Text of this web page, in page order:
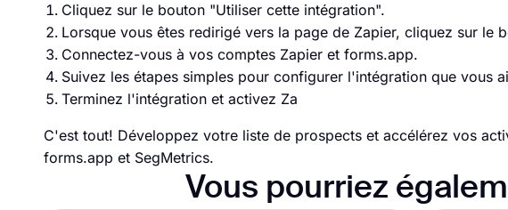
Cliquez sur le bouton "Utiliser cette intégration".
Lorsque vous êtes redirigé vers la page de Zapier, cliquez sur le
Connectez-vous à vos comptes Zapier et forms.app.
Suivez les étapes simples pour configurer l'intégration que vous
Terminez l'intégration et activez Za
C'est tout! Développez votre liste de prospects et accélérez vos
forms.app et SegMetrics.
Vous pourriez